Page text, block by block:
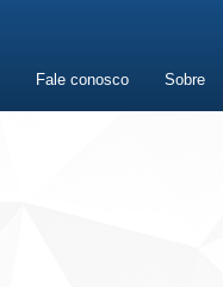
Fale conosco Sobre